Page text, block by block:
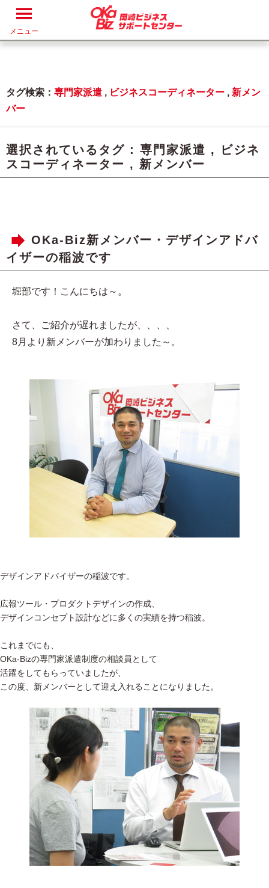
メニュー
タグ検索： 専門家派遣 , ビジネスコーディネーター , 新メン
バー
選択されているタグ : 専門家派遣 ,
ビジネ
スコーディネーター , 新メンバー
OKa-Biz新メンバー・デザインアドバ
イザーの稲波です
堀部です！こんにちは～。
さて、ご紹介が遅れましたが、、、、
8月より新メンバーが加わりました～。
デザインアドバイザーの稲波です。
広報ツール・プロダクトデザインの作成、
デザインコンセプト設計などに多くの実績を持つ稲波。
これまでにも、
OKa-Bizの専門家派遣制度の相談員として
活躍をしてもらっていましたが、
この度、新メンバーとして迎え入れることになりました。